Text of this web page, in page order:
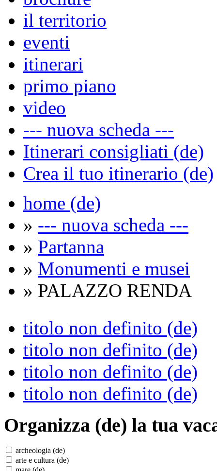
il territorio
eventi
itinerari
primo piano
video
--- nuova scheda ---
Itinerari consigliati (de)
Crea il tuo itinerario (de)
home (de)
» --- nuova scheda ---
» Partanna
» Monumenti e musei
» PALAZZO RENDA
titolo non definito (de)
titolo non definito (de)
titolo non definito (de)
titolo non definito (de)
Organizza (de) la tua
archeologia (de)
arte e cultura (de)